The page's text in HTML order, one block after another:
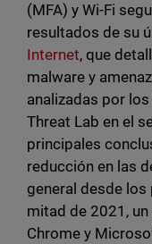
(MFA) y Wi-Fi
resultados de su
Internet, que
malware y
analizadas por
Threat Lab en el
principales
reducción en las
general desde
mitad de 2021,
Chrome y